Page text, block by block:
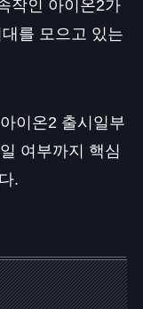
작인 아이온2가
를 모으고 있는
이온2 출시일부
여부까지 핵심
.